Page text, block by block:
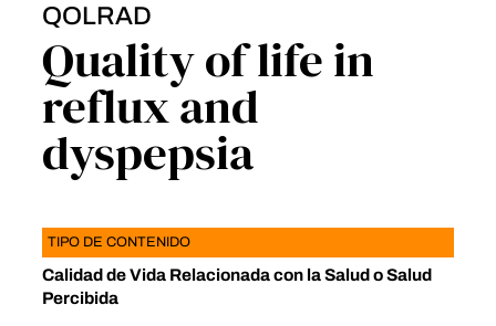
QOLRAD
Quality of life in
reflux and
dyspepsia
TIPO DE CONTENIDO
Calidad de Vida Relacionada con la Salud o Salud
Percibida